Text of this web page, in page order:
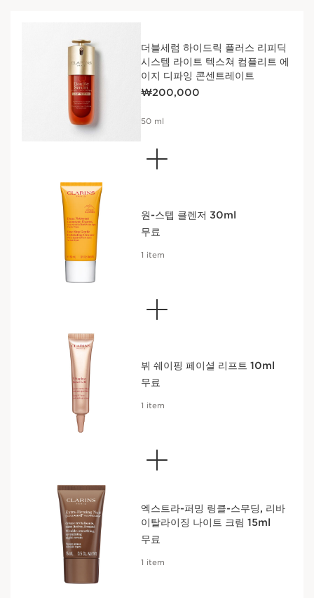
더블세럼 하이드릭 플러스 리피딕
시스템 라이트 텍스쳐 컴플리트 에
이지 디파잉 콘센트레이트
₩200,000
50 ml
원-스텝 클렌저 30ml
무료
1 item
뷔 쉐이핑 페이셜 리프트 10ml
무료
1 item
엑스트라-퍼밍 링클-스무딩, 리바
이탈라이징 나이트 크림 15ml
무료
1 item